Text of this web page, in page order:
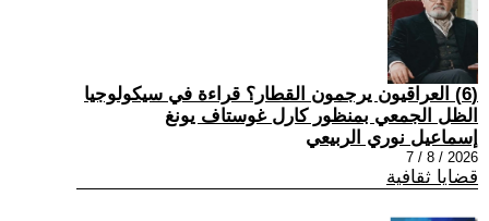
(6) العراقيون يرجمون القطار؟ قراءة في سيكولوجيا
الظل الجمعي بمنظور كارل غوستاف يونغ
إسماعيل نوري الربيعي
2026 / 8 / 7
قضايا ثقافية